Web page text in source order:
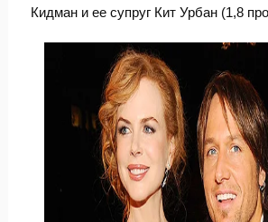
Кидман и ее супруг Кит Урбан (1,8